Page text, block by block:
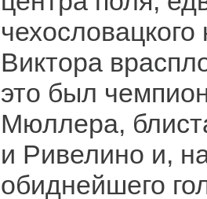
Виктора
это был
Мюллера,
и Ривелино и,
обиднейшего